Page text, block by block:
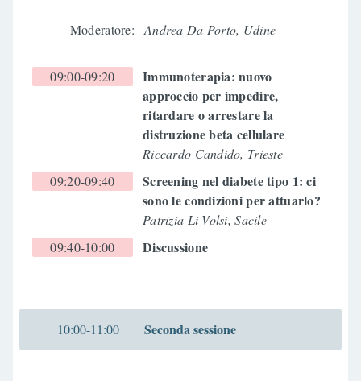
Moderatore: Andrea Da Porto, Udine
09:00-09:20
Immunoterapia: nuovo
approccio per impedire,
ritardare o arrestare la
distruzione beta cellulare
Riccardo Candido, Trieste
09:20-09:40
Screening nel diabete tipo 1: ci
sono le condizioni per attuarlo?
Patrizia Li Volsi, Sacile
09:40-10:00
Discussione
10:00-11:00 Seconda sessione